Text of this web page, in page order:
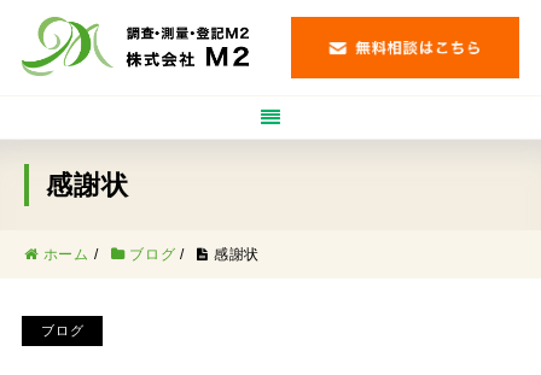
感謝状
ホーム / ブログ / 感謝状
ブログ